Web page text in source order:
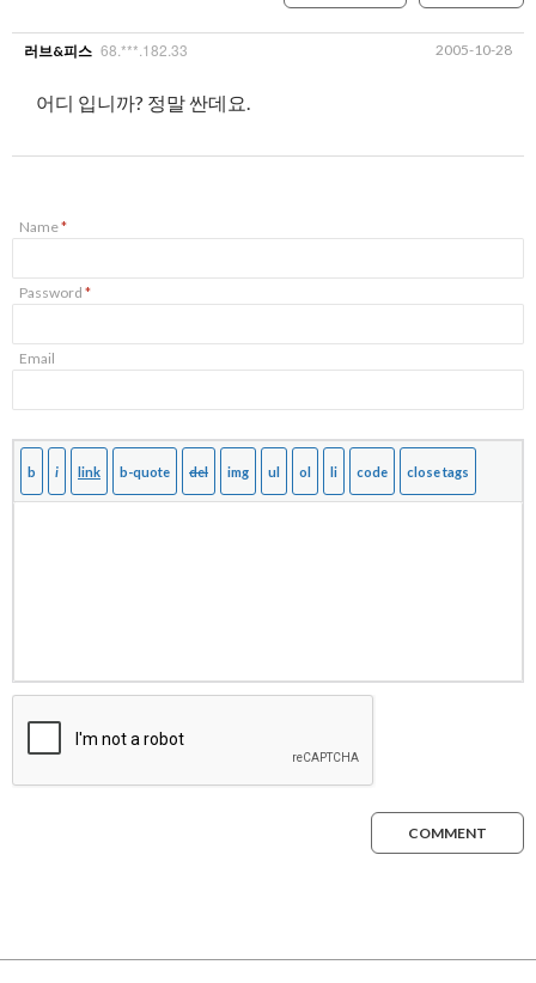
러브&피스 68.***.182.33 2005-10-28
어디 입니까? 정말 싼데요.
Name*
Password *
Email
COMMENT